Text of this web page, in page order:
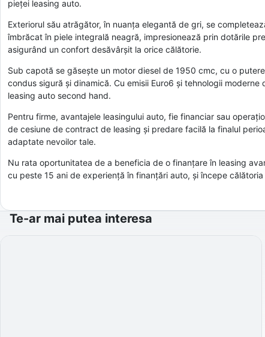
pieței leasing auto.
Exteriorul său atrăgător, în nuanța elegantă de gri, se
îmbrăcat în piele integrală neagră, impresionează prin dotările
asigurând un confort desăvârșit la orice călătorie.
Sub capotă se găsește un motor diesel de 1950 cmc, cu o
condus sigură și dinamică. Cu emisii Euro6 și tehnologii
leasing auto second hand.
Pentru firme, avantajele leasingului auto, fie financiar sau
de cesiune de contract de leasing și predare facilă la finalul
adaptate nevoilor tale.
Nu rata oportunitatea de a beneficia de o finanțare în leasing
cu peste 15 ani de experiență în finanțări auto, și începe
Te-ar mai putea interesa